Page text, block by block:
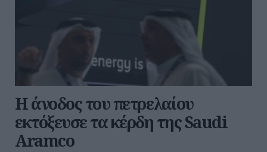
Η άνοδος του πετρελαίου
εκτόξευσε τα κέρδη της Saudi
Aramco